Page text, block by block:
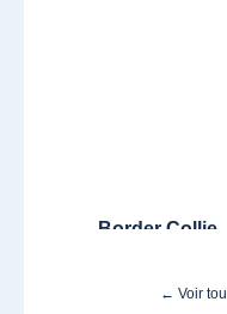
Border Collie
← Voir